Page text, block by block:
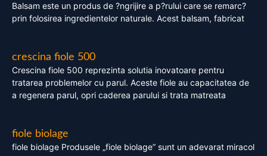
Balsam este un produs de ?ngrijire a p?rului care se remarc?
prin folosirea ingredientelor naturale. Acest balsam, fabricat
crescina fiole 500
Crescina fiole 500 reprezinta solutia inovatoare pentru
tratarea problemelor cu parul. Aceste fiole au capacitatea de
a regenera parul, opri caderea parului si trata matreata
fiole biolage
fiole biolage Produsele „fiole biolage” sunt un adevarat miracol